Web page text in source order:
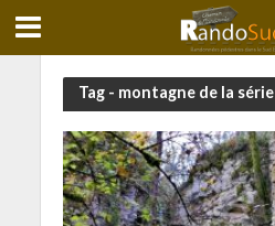
Tag - montagne de la série